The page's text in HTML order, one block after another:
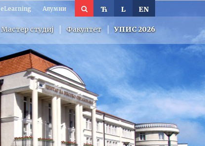
EN
L
Ћ
eLearning Алумни
Мастер студиј Факултет УПИС 2026